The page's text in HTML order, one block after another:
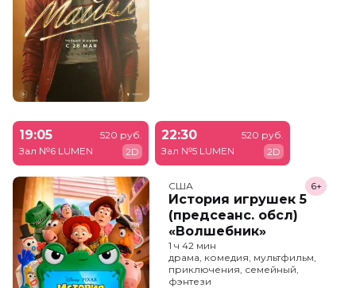
19:05
Зал №6 LUMEN
520 руб.
2D
22:30
Зал №5 LUMEN
520 руб.
2D
США
История игрушек 5
(предсеанс. обсл)
«Волшебник»
6+
1 ч 42 мин
драма, комедия, мультфильм,
приключения, семейный,
фэнтези